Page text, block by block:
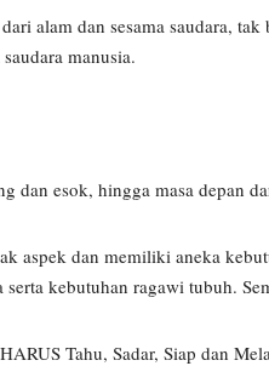
alam dan sesama saudara,
manusia.
dan esok, hingga masa depan
aspek dan memiliki aneka
kebutuhan ragawi tubuh.
Tahu, Sadar, Siap dan